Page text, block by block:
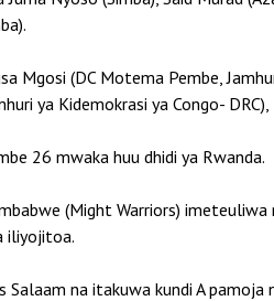
Mgosi (DC Motema Pembe,
ya Kidemokrasi ya Congo-
26 mwaka huu dhidi ya Rwanda.
(Might Warriors)
iliyojitoa.
na itakuwa kundi A pamoja